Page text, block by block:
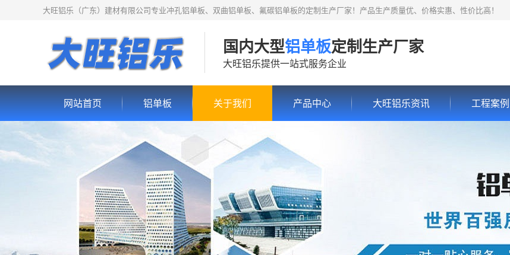
大旺铝乐（广东）建材有限公司专业冲孔铝单板、双曲铝单板、氟碳铝单板的定制生产厂家！产品生产质量优、价格实惠、性价比高！
国内大型铝单板定制生产厂家
大旺铝乐提供一站式服务企业
网站首页 铝单板 关于我们 产品中心 大旺铝乐资讯 工程案例